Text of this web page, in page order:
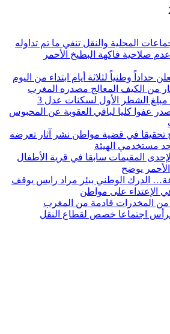
المحلية والنقل تنفي ما تم تداوله
صلاحية فاكهة البطيخ الأحمر
حداداً وطنياً لثلاثة أيام ابتداء من اليوم
من الكيف المعالج مصدره المغرب
الشطر الأول لسكنات عدل 3
عفوا كليا لباقي العقوبة عن المحبوس
تحقيقا في قضية مواطن نشر آثار تعرضه
مستخدمي الهيئة
المقيمات سابقا في قرية الأطفال
الأحمر يوضح
من 24ساعة… الدرك الوطني ببئر مراد رايس يوقف
المخدرات قادمة من المغرب
اجتماعا خصص لقطاع النقل